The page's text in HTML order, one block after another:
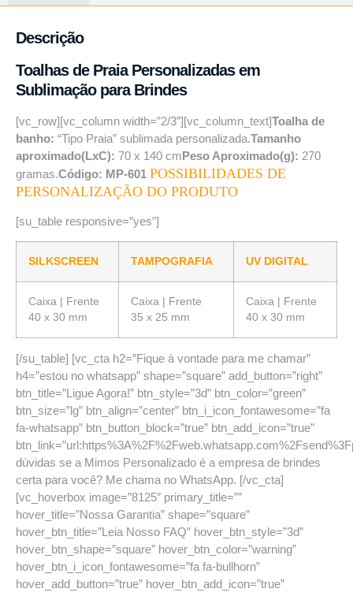
Descrição
Toalhas de Praia Personalizadas em
Sublimação para Brindes
[vc_row][vc_column width=”2/3″][vc_column_text]Toalha de
banho: “Tipo Praia” sublimada personalizada.Tamanho
aproximado(LxC): 70 x 140 cmPeso Aproximado(g): 270
gramas.Código: MP-601 POSSIBILIDADES DE
PERSONALIZAÇÃO DO PRODUTO
[su_table responsive=”yes”]
SILKSCREEN TAMPOGRAFIA UV DIGITAL
Caixa | Frente
40 x 30 mm
Caixa | Frente
35 x 25 mm
Caixa | Frente
40 x 30 mm
[/su_table] [vc_cta h2=”Fique à vontade para me chamar”
h4=”estou no whatsapp” shape=”square” add_button=”right”
btn_title=”Ligue Agora!” btn_style=”3d” btn_color=”green”
btn_size=”lg” btn_align=”center” btn_i_icon_fontawesome=”fa
fa-whatsapp” btn_button_block=”true” btn_add_icon=”true”
dúvidas se a Mimos Personalizado é a empresa de brindes
certa para você? Me chama no WhatsApp. [/vc_cta]
[vc_hoverbox image=”8125″ primary_title=””
hover_title=”Nossa Garantia” shape=”square”
hover_btn_title=”Leia Nosso FAQ” hover_btn_style=”3d”
hover_btn_shape=”square” hover_btn_color=”warning”
hover_btn_i_icon_fontawesome=”fa fa-bullhorn”
hover_add_button=”true” hover_btn_add_icon=”true”